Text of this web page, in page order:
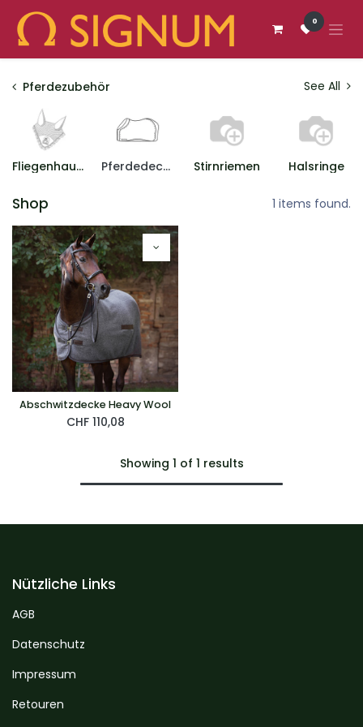
Zum Inhalt springen
0
Pferdezubehör See All
Fliegenhauben Pferdedecken Stirnriemen Halsringe
Shop 1 items found.
Abschwitzdecke Heavy Wool
CHF 110,08
Showing 1 of 1 results
Nützliche Links
AGB
Datenschutz
Impressum
Retouren